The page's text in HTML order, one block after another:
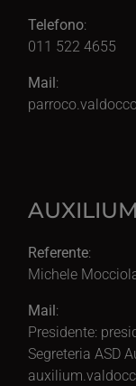
Telefono:
011 522 4655
Mail :
AUXILIUM
Referente:
Michele
Mail :
Presidente:
Segreteria ASD